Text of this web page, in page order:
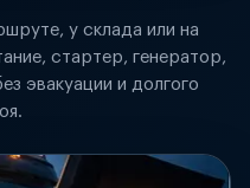
у склада или на
стартер, генератор,
эвакуации и долгого